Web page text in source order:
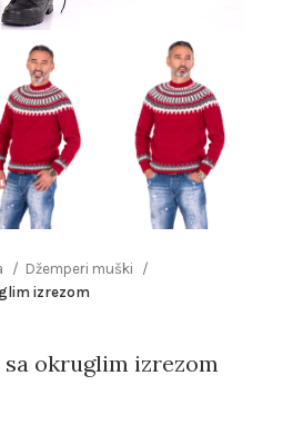
Džemperi muški
izrezom
sa okruglim izrezom